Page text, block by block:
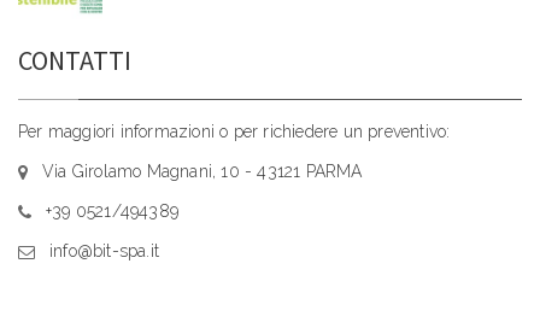
CONTATTI
Per maggiori informazioni o per richiedere un preventivo:
Via Girolamo Magnani, 10 - 43121 PARMA
+39 0521/494389
info@bit-spa.it